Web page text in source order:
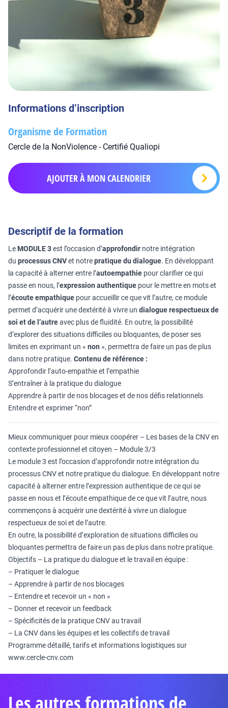
Informations d’inscription
Organisme de Formation
Cercle de la NonViolence - Certifié Qualiopi
AJOUTER À MON CALENDRIER
Descriptif de la formation
Le MODULE 3est l’occasion d’approfondir notre intégration
du processus CNVet notrepratique du dialogue. En développant
la capacité à alterner entre l’autoempathie pour clarifier ce qui
passe en nous, l’expression authentique pour le mettre en mots et
l’écoute empathique pour accueillir ce que vit l’autre, ce module
permet d’acquérir une dextérité à vivre un dialogue respectueux de
soi et de l’autreavec plus de fluidité. En outre, la possibilité
d’explorer des situations difficiles ou bloquantes, de poser ses
limites en exprimant un « non », permettra de faire un pas de plus
dans notre pratique. Contenu de référence :
Approfondir l’auto-empathie et l’empathie
S’entraîner à la pratique du dialogue
Apprendre à partir de nos blocages et de nos défis relationnels
Entendre et exprimer “non”
Mieux communiquer pour mieux coopérer – Les bases de la CNV en
contexte professionnel et citoyen – Module 3/3
Le module 3 est l’occasion d’approfondir notre intégration du
processus CNV et notre pratique du dialogue. En développant notre
capacité à alterner entre l’expression authentique de ce qui se
passe en nous et l’écoute empathique de ce que vit l’autre, nous
commençons à acquérir une dextérité à vivre un dialogue
respectueux de soi et de l’autre.
En outre, la possibilité d’exploration de situations difficiles ou
bloquantes permettra de faire un pas de plus dans notre pratique.
Objectifs – La pratique du dialogue et le travail en équipe :
– Pratiquer le dialogue
– Apprendre à partir de nos blocages
– Entendre et recevoir un « non »
– Donner et recevoir un feedback
– Spécificités de la pratique CNV au travail
– La CNV dans les équipes et les collectifs de travail
Programme détaillé, tarifs et informations logistiques sur
www.cercle-cnv.com